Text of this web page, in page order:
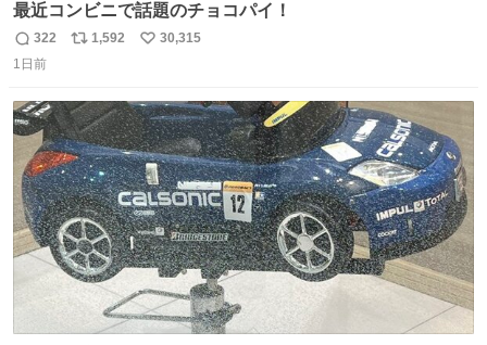
最近コンビニで話題のチョコパイ！
返
信
322
リ
ト
数
1,592
い
数
30,315
1日前